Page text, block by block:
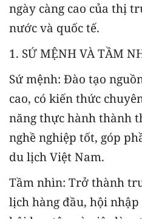
ngày càng cao của thị
nước và quốc tế.
1. SỨ MỆNH VÀ TẦM
Sứ mệnh: Đào tạo
cao, có kiến thức
năng thực hành thành
nghề nghiệp tốt, góp
du lịch Việt Nam.
Tầm nhìn: Trở thành
lịch hàng đầu, hội